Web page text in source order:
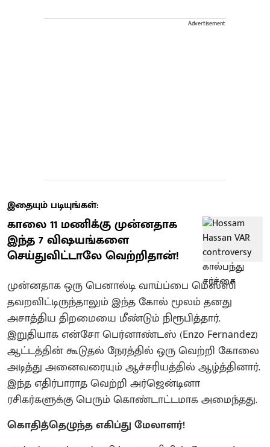
Advertisement
இதையும் படியுங்கள்:
காலை 11 மணிக்கு முன்னதாக
இந்த 7 விஷயங்களை
செய்துவிட்டாலே வெற்றிதான்!
முன்னதாக ஒரு பெனால்டி வாய்ப்பை மெஸ்ஸி
தவறவிட்டிருந்தாலும் இந்த கோல் மூலம் தனது
அசாத்திய திறமையை மீண்டும் நிரூபித்தார்.
இறுதியாக என்சோ பெர்னாண்டஸ் (Enzo Fernandez)
ஆட்டத்தின் கூடுதல் நேரத்தில் ஒரு வெற்றி கோலை
அடித்து அனைவரையும் ஆச்சரியத்தில் ஆழ்த்தினார்.
இந்த எதிர்பாராத வெற்றி அர்ஜென்டினா
ரசிகர்களுக்கு பெரும் கொண்டாட்டமாக அமைந்தது.
கொதித்தெழுந்த எகிப்து மேலாளர்!